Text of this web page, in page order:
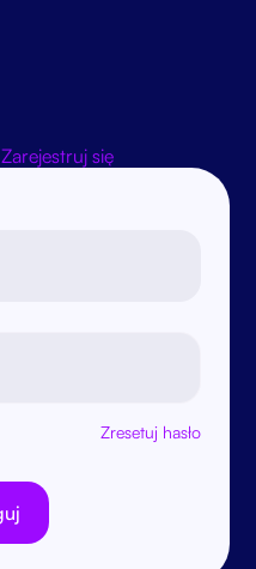
Zarejestruj się
Zresetuj hasło